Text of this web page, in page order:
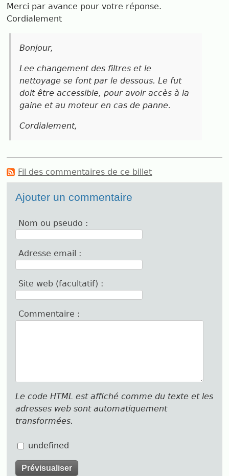
Merci par avance pour votre réponse.
Cordialement
Bonjour,
Lee changement des filtres et le
nettoyage se font par le dessous. Le fut
doit être accessible, pour avoir accès à la
gaine et au moteur en cas de panne.
Cordialement,
Fil des commentaires de ce billet
Ajouter un commentaire
Nom ou pseudo :
Adresse email :
Site web (facultatif) :
Commentaire :
Le code HTML est affiché comme du texte et les
adresses web sont automatiquement
transformées.
undefined